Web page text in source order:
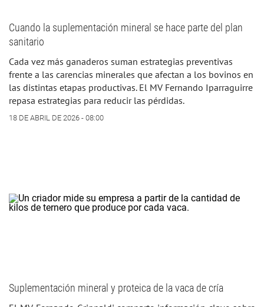
Cuando la suplementación mineral se hace parte del plan
sanitario
Cada vez más ganaderos suman estrategias preventivas
frente a las carencias minerales que afectan a los bovinos en
las distintas etapas productivas. El MV Fernando Iparraguirre
repasa estrategias para reducir las pérdidas.
18 DE ABRIL DE 2026 - 08:00
Suplementación mineral y proteica de la vaca de cría